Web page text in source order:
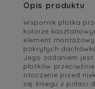
Opis produktu
Wspornik płotka
kolorze
element
pokrytych
Jego zadaniem
płotków
otoczenie przed
się śniegu z połaci